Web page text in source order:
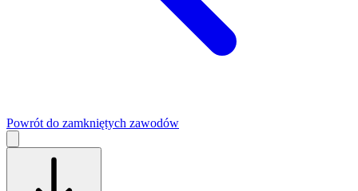
Powrót do zamkniętych zawodów